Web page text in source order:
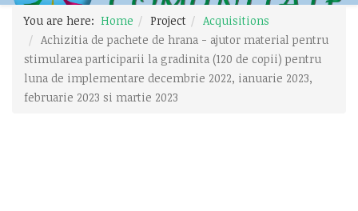
You are here: Home Project
Acquisitions
Achizitia de pachete de hrana - ajutor material pentru
stimularea participarii la gradinita (120 de copii) pentru
luna de implementare decembrie 2022, ianuarie 2023,
februarie 2023 si martie 2023